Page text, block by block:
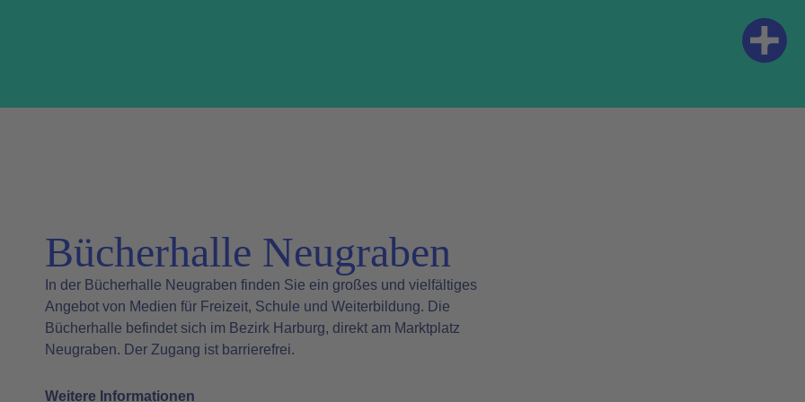
Bücherhalle Neugraben
In der Bücherhalle Neugraben finden Sie ein großes und vielfältiges
Angebot von Medien für Freizeit, Schule und Weiterbildung. Die
Bücherhalle befindet sich im Bezirk Harburg, direkt am Marktplatz
Neugraben. Der Zugang ist barrierefrei.
Weitere Informationen